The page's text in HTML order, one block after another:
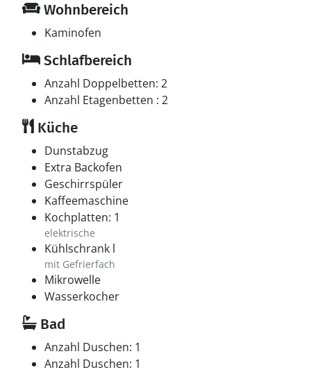
Wohnbereich
Kaminofen
Schlafbereich
Anzahl Doppelbetten: 2
Anzahl Etagenbetten : 2
Küche
Dunstabzug
Extra Backofen
Geschirrspüler
Kaffeemaschine
Kochplatten: 1
elektrische
Kühlschrank l
mit Gefrierfach
Mikrowelle
Wasserkocher
Bad
Anzahl Duschen: 1
Anzahl Duschen: 1